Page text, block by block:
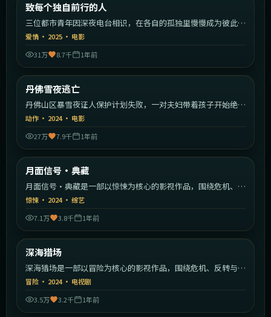
最新
致每个独自前行的人
三位都市青年因深夜电台相识，在各自的孤独里慢慢成为彼此的
灯塔。
爱情 · 2025 · 电影
31万
8.7千 1年前
最新
丹佛雪夜逃亡
丹佛山区暴雪夜证人保护计划失败，一对夫妇带着孩子开始绝命
逃亡。
动作 · 2024· 电影
27万
7.9千 1年前
最新
月面信号·典藏
月面信号·典藏是一部以惊悚为核心的影视作品，围绕危机、反
转与人物成长展开，整体节奏紧凑，值得推荐观看。
惊悚 · 2024· 综艺
7.1万
3.8千 1年前
最新
深海猎场
深海猎场是一部以冒险为核心的影视作品，围绕危机、反转与人
物成长展开，整体节奏紧凑，值得推荐观看。
冒险 · 2024· 电视剧
3.5万
3.2千 1年前